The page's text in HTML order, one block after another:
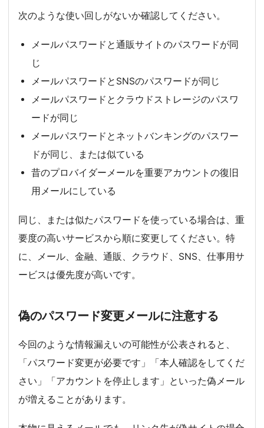
次のような使い回しがないか確認してください。
メールパスワードと通販サイトのパスワードが同
じ
メールパスワードとSNSのパスワードが同じ
メールパスワードとクラウドストレージのパスワ
ードが同じ
メールパスワードとネットバンキングのパスワー
ドが同じ、または似ている
昔のプロバイダーメールを重要アカウントの復旧
用メールにしている
同じ、または似たパスワードを使っている場合は、重
要度の高いサービスから順に変更してください。特
に、メール、金融、通販、クラウド、SNS、仕事用サ
ービスは優先度が高いです。
偽のパスワード変更メールに注意する
今回のような情報漏えいの可能性が公表されると、
「パスワード変更が必要です」「本人確認をしてくだ
さい」「アカウントを停止します」といった偽メール
が増えることがあります。